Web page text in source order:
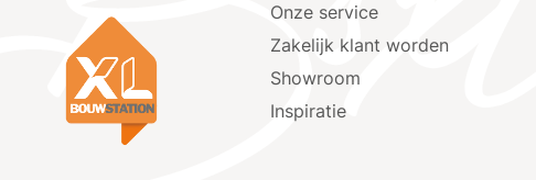
Onze service
Zakelijk klant worden
Showroom
Inspiratie